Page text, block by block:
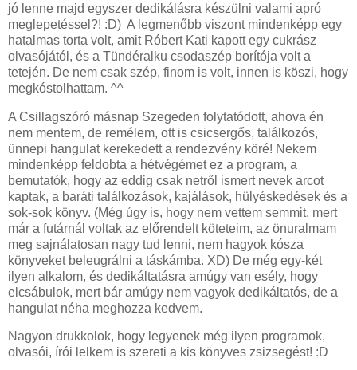
jó lenne majd egyszer dedikálásra készülni valami apró
meglepetéssel?! :D) A legmenőbb viszont mindenképp egy
hatalmas torta volt, amit Róbert Kati kapott egy cukrász
olvasójától, és a Tündéralku csodaszép borítója volt a
tetején. De nem csak szép, finom is volt, innen is köszi, hogy
megkóstolhattam. ^^
A Csillagszóró másnap Szegeden folytatódott, ahova én
nem mentem, de remélem, ott is csicsergős, találkozós,
ünnepi hangulat kerekedett a rendezvény köré! Nekem
mindenképp feldobta a hétvégémet ez a program, a
bemutatók, hogy az eddig csak netről ismert nevek arcot
kaptak, a baráti találkozások, kajálások, hülyéskedések és a
sok-sok könyv. (Még úgy is, hogy nem vettem semmit, mert
már a futárnál voltak az előrendelt köteteim, az önuralmam
meg sajnálatosan nagy tud lenni, nem hagyok kósza
könyveket beleugrálni a táskámba. XD) De még egy-két
ilyen alkalom, és dedikáltatásra amúgy van esély, hogy
elcsábulok, mert bár amúgy nem vagyok dedikáltatós, de a
hangulat néha meghozza kedvem.
Nagyon drukkolok, hogy legyenek még ilyen programok,
olvasói, írói lelkem is szereti a kis könyves zsizsegést! :D